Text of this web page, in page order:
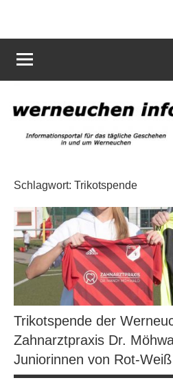
info
für
das
in
um
Schlagwort: Trikotspende
Trikotspende der
Zahnarztpraxis Dr.
Juniorinnen von Rot-